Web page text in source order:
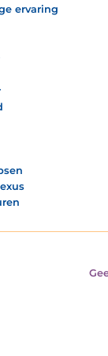
ervaring